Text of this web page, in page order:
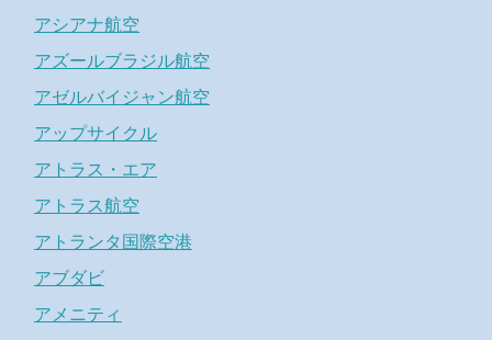
アシアナ航空
アズールブラジル航空
アゼルバイジャン航空
アップサイクル
アトラス・エア
アトラス航空
アトランタ国際空港
アブダビ
アメニティ